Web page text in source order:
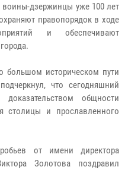
дзержинцы уже 100 лет
правопорядок в ходе
и обеспечивают
большом историческом пути
что сегодняшний
общности
столицы и прославленного
от имени директора
Золотова поздравил